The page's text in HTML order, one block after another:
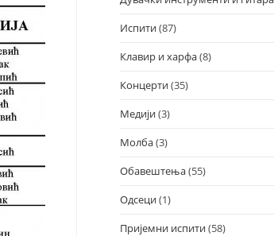
Испити(87)
Клавир и харфа(8)
Концерти(35)
Медији(3)
Молба(3)
Обавештења(55)
Одсеци(1)
Пријемни испити(58)